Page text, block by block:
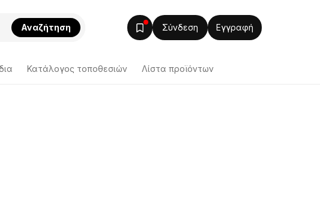
Αναζήτηση Σύνδεση Εγγραφή
Κατάλογος τοποθεσιών Λίστα προϊόντων